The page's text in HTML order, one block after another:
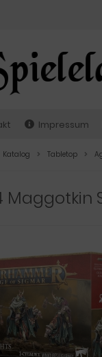
Impressum
Katalog Tabletop
Maggotkin